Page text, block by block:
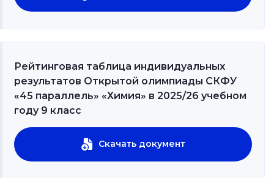
Рейтинговая таблица индивидуальных
результатов Открытой олимпиады СКФУ
«45 параллель» «Химия» в 2025/26 учебном
году 9 класс
Скачать документ